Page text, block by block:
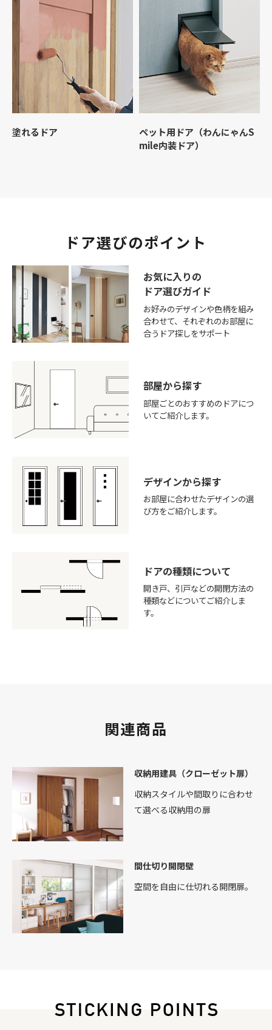
塗れるドア ペット用ドア （わんにゃんS
mile内装ドア）
ドア選びのポイント
お気に入りの
ドア選びガイド
お好みのデザインや色柄を組み
合わせて、それぞれのお部屋に
合うドア探しをサポート
部屋から探す
部屋ごとのおすすめのドアにつ
いてご紹介します。
デザインから探す
お部屋に合わせたデザインの選
び方をご紹介します。
ドアの種類について
開き戸、引戸などの開閉方法の
種類などについてご紹介しま
す。
関連商品
収納用建具（クローゼット扉）
収納スタイルや間取りに合わせ
て選べる収納用の扉
間仕切り開閉壁
空間を自由に仕切れる開閉扉。